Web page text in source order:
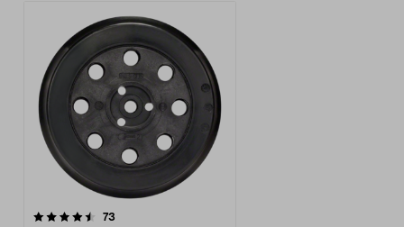
73